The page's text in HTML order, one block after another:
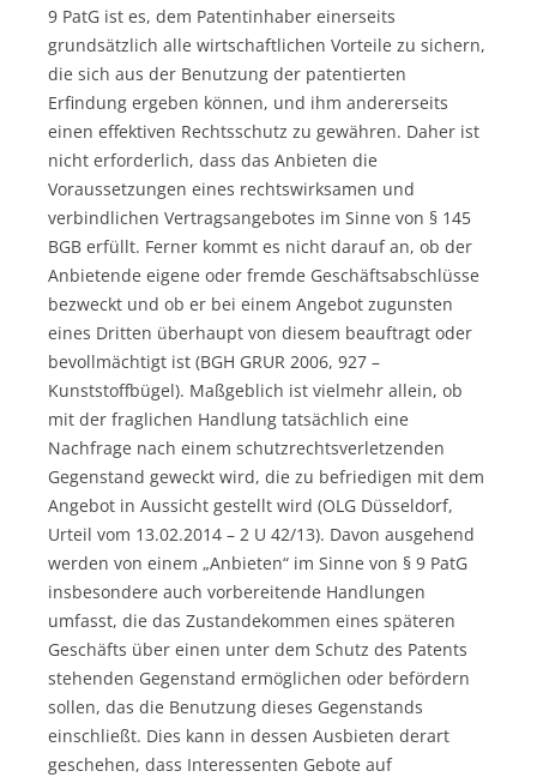
9 PatG ist es, dem Patentinhaber einerseits
grundsätzlich alle wirtschaftlichen Vorteile zu sichern,
die sich aus der Benutzung der patentierten
Erfindung ergeben können, und ihm andererseits
einen effektiven Rechtsschutz zu gewähren. Daher ist
nicht erforderlich, dass das Anbieten die
Voraussetzungen eines rechtswirksamen und
verbindlichen Vertragsangebotes im Sinne von § 145
BGB erfüllt. Ferner kommt es nicht darauf an, ob der
Anbietende eigene oder fremde Geschäftsabschlüsse
bezweckt und ob er bei einem Angebot zugunsten
eines Dritten überhaupt von diesem beauftragt oder
bevollmächtigt ist (BGH GRUR 2006, 927 –
Kunststoffbügel). Maßgeblich ist vielmehr allein, ob
mit der fraglichen Handlung tatsächlich eine
Nachfrage nach einem schutzrechtsverletzenden
Gegenstand geweckt wird, die zu befriedigen mit dem
Angebot in Aussicht gestellt wird (OLG Düsseldorf,
Urteil vom 13.02.2014 – 2 U 42/13). Davon ausgehend
werden von einem „Anbieten“ im Sinne von § 9 PatG
insbesondere auch vorbereitende Handlungen
umfasst, die das Zustandekommen eines späteren
Geschäfts über einen unter dem Schutz des Patents
stehenden Gegenstand ermöglichen oder befördern
sollen, das die Benutzung dieses Gegenstands
einschließt. Dies kann in dessen Ausbieten derart
geschehen, dass Interessenten Gebote auf